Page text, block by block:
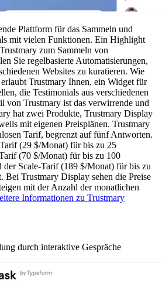
Plattform für das Sammeln und
mit vielen Funktionen. Ein Highlight
zum Sammeln von
Sie regelbasierte Automatisierungen,
Websites zu kuratieren. Wie
Trustmary Ihnen, ein Widget für
die Testimonials aus verschiedenen
von Trustmary ist das verwirrende und
hat zwei Produkte, Trustmary Display
mit eigenen Preisplänen. Trustmary
Tarif, begrenzt auf fünf Antworten.
(29 $/Monat) für bis zu 25
(70 $/Monat) für bis zu 100
Scale-Tarif (189 $/Monat) für bis zu
Bei Trustmary Display sehen die Preise
mit der Anzahl der monatlichen
Informationen zu Trustmary
durch interaktive Gespräche